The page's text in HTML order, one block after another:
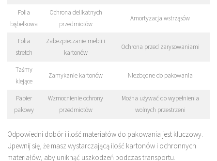
Folia
bąbelkowa
Ochrona delikatnych
przedmiotów
Amortyzacja wstrząsów
Folia
stretch
Zabezpieczanie mebli i
kartonów
Ochrona przed zarysowaniami
Taśmy
klejące
Zamykanie kartonów Niezbędne do pakowania
Papier
pakowy
Wzmocnienie ochrony
przedmiotów
Można używać do wypełnienia
wolnych przestrzeni
Odpowiedni dobór i ilość materiałów do pakowania jest kluczowy.
Upewnij się, że masz wystarczającą ilość kartonów i ochronnych
materiałów, aby uniknąć uszkodzeń podczas transportu.